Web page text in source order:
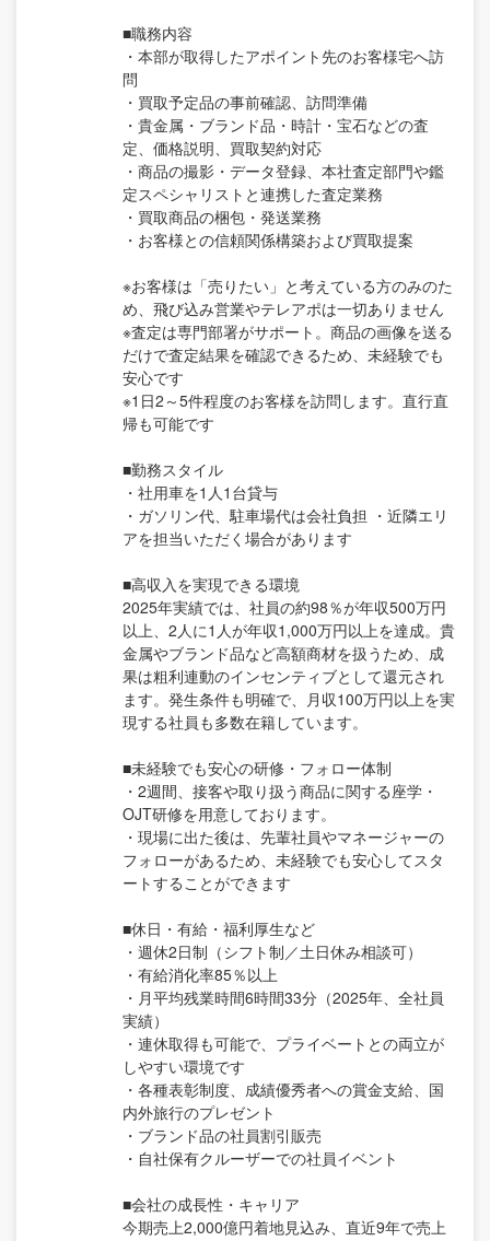
■職務内容
・本部が取得したアポイント先のお客様宅へ訪
問
・買取予定品の事前確認、訪問準備
・貴金属・ブランド品・時計・宝石などの査
定、価格説明、買取契約対応
・商品の撮影・データ登録、本社査定部門や鑑
定スペシャリストと連携した査定業務
・買取商品の梱包・発送業務
・お客様との信頼関係構築および買取提案
※お客様は「売りたい」と考えている方のみのた
め、飛び込み営業やテレアポは一切ありません
※査定は専門部署がサポート。商品の画像を送る
だけで査定結果を確認できるため、未経験でも
安心です
※1日2～5件程度のお客様を訪問します。直行直
帰も可能です
■勤務スタイル
・社用車を1人1台貸与
・ガソリン代、駐車場代は会社負担 ・近隣エリ
アを担当いただく場合があります
■高収入を実現できる環境
2025年実績では、社員の約98％が年収500万円
以上、2人に1人が年収1,000万円以上を達成。貴
金属やブランド品など高額商材を扱うため、成
果は粗利連動のインセンティブとして還元され
ます。発生条件も明確で、月収100万円以上を実
現する社員も多数在籍しています。
■未経験でも安心の研修・フォロー体制
・2週間、接客や取り扱う商品に関する座学・
OJT研修を用意しております。
・現場に出た後は、先輩社員やマネージャーの
フォローがあるため、未経験でも安心してスタ
ートすることができます
■休日・有給・福利厚生など
・週休2日制（シフト制／土日休み相談可）
・有給消化率85％以上
・月平均残業時間6時間33分（2025年、全社員
実績）
・連休取得も可能で、プライベートとの両立が
しやすい環境です
・各種表彰制度、成績優秀者への賞金支給、国
内外旅行のプレゼント
・ブランド品の社員割引販売
・自社保有クルーザーでの社員イベント
■会社の成長性・キャリア
今期売上2,000億円着地見込み、直近9年で売上